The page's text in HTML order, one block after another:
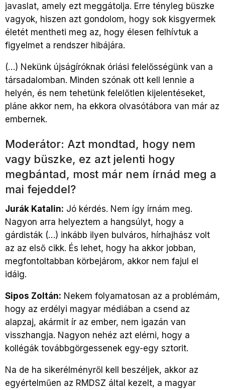
javaslat, amely ezt meggátolja. Erre tényleg büszke
vagyok, hiszen azt gondolom, hogy sok kisgyermek
életét mentheti meg az, hogy élesen felhívtuk a
figyelmet a rendszer hibájára.
(…) Nekünk újságíróknak óriási felelősségünk van a
társadalomban. Minden szónak ott kell lennie a
helyén, és nem tehetünk felelőtlen kijelentéseket,
pláne akkor nem, ha ekkora olvasótábora van már az
embernek.
Moderátor: Azt mondtad, hogy nem
vagy büszke, ez azt jelenti hogy
megbántad, most már nem írnád meg a
mai fejeddel?
Jurák Katalin: Jó kérdés. Nem így írnám meg.
Nagyon arra helyeztem a hangsúlyt, hogy a
gárdisták (…) inkább ilyen bulváros, hírhajhász volt
az az első cikk. És lehet, hogy ha akkor jobban,
megfontoltabban körbejárom, akkor nem fajul el
idáig.
Sipos Zoltán: Nekem folyamatosan az a problémám,
hogy az erdélyi magyar médiában a csend az
alapzaj, akármit ír az ember, nem igazán van
visszhangja. Nagyon nehéz azt elérni, hogy a
kollégák továbbgörgessenek egy-egy sztorit.
Na de ha sikerélményről kell beszéljek, akkor az
egyértelműen az RMDSZ által kezelt, a magyar